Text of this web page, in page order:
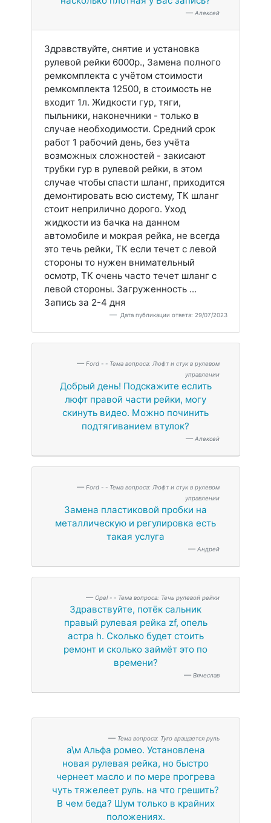
Алексей
Здравствуйте, снятие и установка
рулевой рейки 6000р., Замена полного
ремкомплекта с учётом стоимости
ремкомплекта 12500, в стоимость не
входит 1л. Жидкости гур, тяги,
пыльники, наконечники - только в
случае необходимости. Средний срок
работ 1 рабочий день, без учёта
возможных сложностей - закисают
трубки гур в рулевой рейки, в этом
случае чтобы спасти шланг, приходится
демонтировать всю систему, ТК шланг
стоит неприлично дорого. Уход
жидкости из бачка на данном
автомобиле и мокрая рейка, не всегда
это течь рейки, ТК если течет с левой
стороны то нужен внимательный
осмотр, ТК очень часто течет шланг с
левой стороны. Загруженность ...
Запись за 2-4 дня
Дата публикации ответа: 29/07/2023
Ford - - Тема вопроса: Люфт и стук в рулевом
управлении
Добрый день! Подскажите еслить
люфт правой части рейки, могу
скинуть видео. Можно починить
подтягиванием втулок?
Алексей
Ford - - Тема вопроса: Люфт и стук в рулевом
управлении
Замена пластиковой пробки на
металлическую и регулировка есть
такая услуга
Андрей
Opel - - Тема вопроса: Течь рулевой рейки
Здравствуйте, потёк сальник
правый рулевая рейка zf, опель
астра h. Сколько будет стоить
ремонт и сколько займёт это по
времени?
Вячеслав
Тема вопроса: Туго вращается руль
а\м Альфа ромео. Установлена
новая рулевая рейка, но быстро
чернеет масло и по мере прогрева
чуть тяжелеет руль. на что грешить?
В чем беда? Шум только в крайних
положениях.